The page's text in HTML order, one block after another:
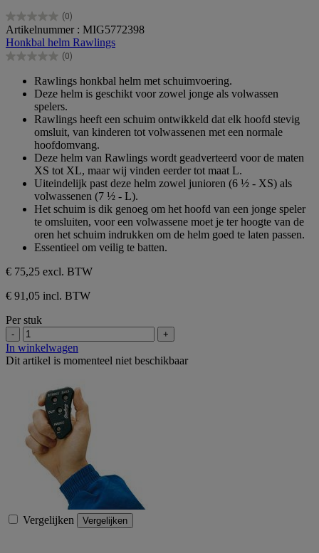
(0)
0.0
van
de
5
Artikelnummer : MIG5772398
Honkbal helm Rawlings
(0)
0.0
sterren.
Rawlings honkbal helm met schuimvoering.
Deze helm is geschikt voor zowel jonge als volwassen
spelers.
Rawlings heeft een schuim ontwikkeld dat elk hoofd stevig
omsluit, van kinderen tot volwassenen met een normale
hoofdomvang.
Deze helm van Rawlings wordt geadverteerd voor de maten
XS tot XL, maar wij vinden eerder tot maat L.
Uiteindelijk past deze helm zowel junioren (6 ½ - XS) als
volwassenen (7 ½ - L).
Het schuim is dik genoeg om het hoofd van een jonge speler
te omsluiten, voor een volwassene moet je ter hoogte van de
oren het schuim indrukken om de helm goed te laten passen.
Essentieel om veilig te batten.
€ 75,25 excl. BTW
€ 91,05 incl. BTW
Per stuk
- +
In winkelwagen
Dit artikel is momenteel niet beschikbaar
Vergelijken Vergelijken